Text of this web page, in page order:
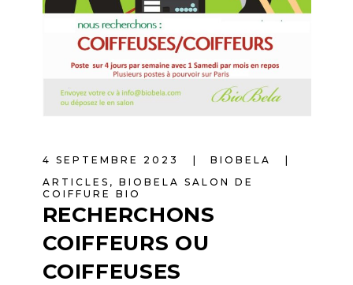
4 SEPTEMBRE 2023
BIOBELA
ARTICLES , BIOBELA SALON DE
COIFFURE BIO
RECHERCHONS
COIFFEURS OU
COIFFEUSES